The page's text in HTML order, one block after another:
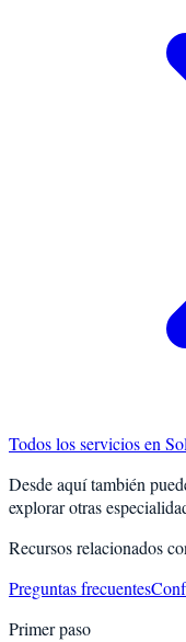
Todos los servicios en
Desde aquí también
explorar otras
Recursos relacionados
Preguntas frecuentes
Primer paso